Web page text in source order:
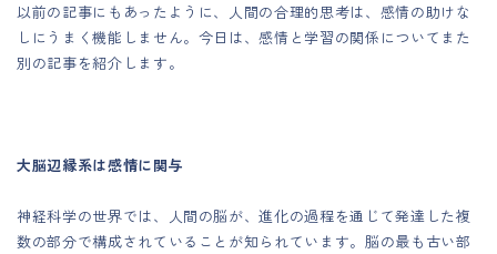
以前の記事にもあったように、人間の合理的思考は、感情の助けな
しにうまく機能しません。今日は、感情と学習の関係についてまた
別の記事を紹介します。
大脳辺縁系は感情に関与
神経科学の世界では、人間の脳が、進化の過程を通じて発達した複
数の部分で構成されていることが知られています。脳の最も古い部